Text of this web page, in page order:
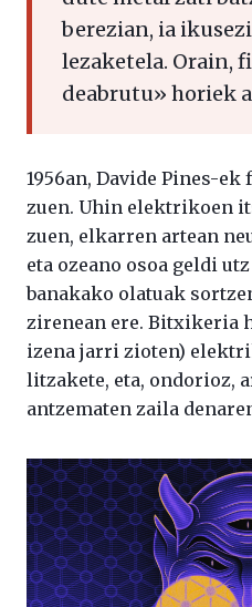
berezian, ia
lezaketela. Orain,
deabrutu» horiek
1956an, Davide Pines-
zuen. Uhin elektrikoen
zuen, elkarren artean
eta ozeano osoa geldi
banakako olatuak
zirenean ere. Bitxikeria
izena jarri zioten)
litzakete, eta, ondorioz,
antzematen zaila